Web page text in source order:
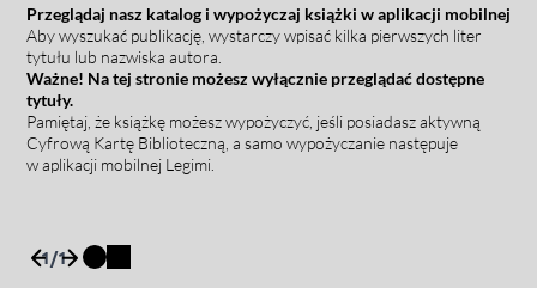
Przeglądaj nasz katalog i wypożyczaj książki w aplikacji mobilnej
Aby wyszukać publikację, wystarczy wpisać kilka pierwszych liter
tytułu lub nazwiska autora.
Ważne! Na tej stronie możesz wyłącznie przeglądać dostępne
tytuły.
Pamiętaj, że książkę możesz wypożyczyć, jeśli posiadasz aktywną
Cyfrową Kartę Biblioteczną, a samo wypożyczanie następuje
w aplikacji mobilnej Legimi.
1/1